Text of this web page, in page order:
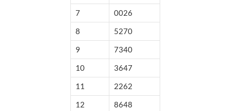
7
0026
8
5270
9
7340
10
3647
11
2262
12
8648